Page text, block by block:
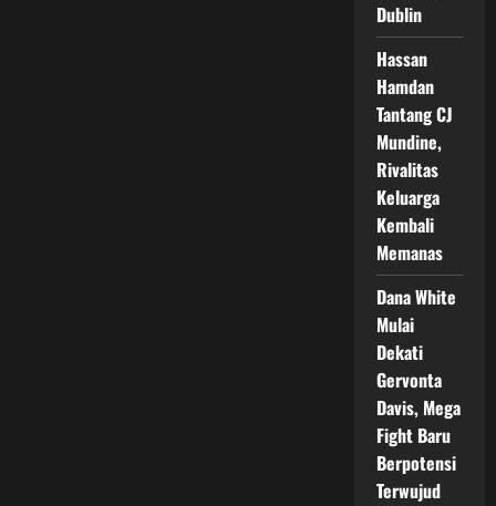
Dublin
Hassan
Hamdan
Tantang CJ
Mundine,
Rivalitas
Keluarga
Kembali
Memanas
Dana White
Mulai
Dekati
Gervonta
Davis, Mega
Fight Baru
Berpotensi
Terwujud